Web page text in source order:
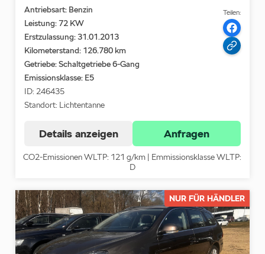
Antriebsart: Benzin
Leistung: 72 KW
Erstzulassung: 31.01.2013
Kilometerstand: 126.780 km
Getriebe: Schaltgetriebe 6-Gang
Emissionsklasse: E5
ID: 246435
Standort: Lichtentanne
Teilen:
Details anzeigen Anfragen
CO2-Emissionen WLTP: 121 g/km | Emmissionsklasse WLTP:
D
NUR FÜR HÄNDLER